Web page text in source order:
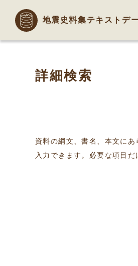
地震史料集テキストデ
詳細検索
資料の綱文、書名、本文に
入力できます。必要な項目